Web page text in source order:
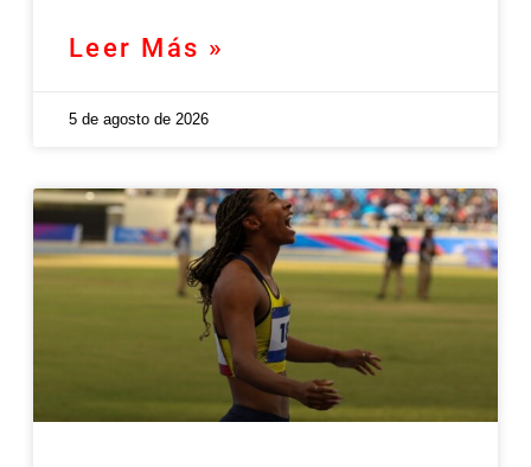
Leer Más »
5 de agosto de 2026